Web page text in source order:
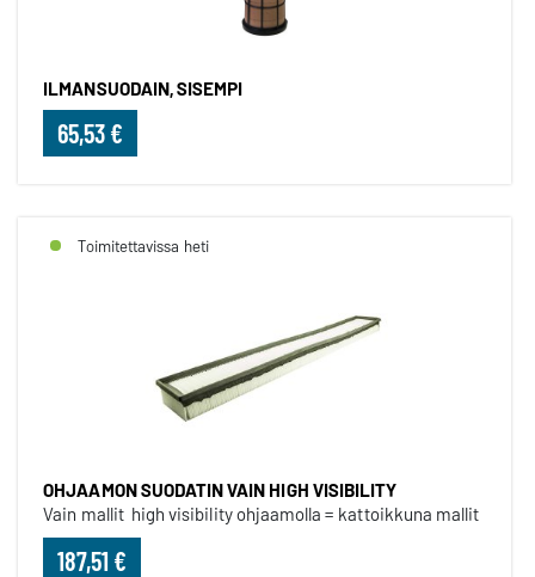
ILMANSUODAIN, SISEMPI
65,53 €
Toimitettavissa heti
OHJAAMON SUODATIN VAIN HIGH VISIBILITY
Vain mallit high visibility ohjaamolla = kattoikkuna mallit
187,51 €